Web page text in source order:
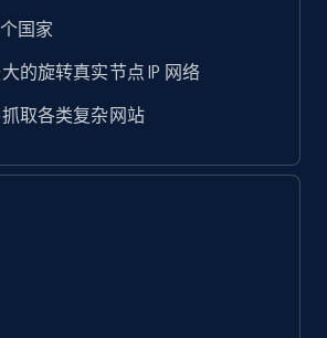
国家
的旋转真实节点 IP 网络
取各类复杂网站